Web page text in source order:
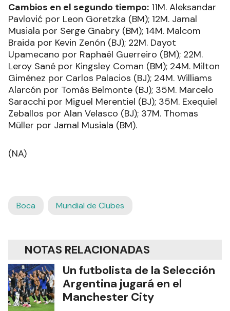
Cambios en el segundo tiempo: 11M. Aleksandar
Pavlović por Leon Goretzka (BM); 12M. Jamal
Musiala por Serge Gnabry (BM); 14M. Malcom
Braida por Kevin Zenón (BJ); 22M. Dayot
Upamecano por Raphaël Guerreiro (BM); 22M.
Leroy Sané por Kingsley Coman (BM); 24M. Milton
Giménez por Carlos Palacios (BJ); 24M. Williams
Alarcón por Tomás Belmonte (BJ); 35M. Marcelo
Saracchi por Miguel Merentiel (BJ); 35M. Exequiel
Zeballos por Alan Velasco (BJ); 37M. Thomas
Müller por Jamal Musiala (BM).
(NA)
Boca Mundial de Clubes
NOTAS RELACIONADAS
Un futbolista de la Selección
Argentina jugará en el
Manchester City